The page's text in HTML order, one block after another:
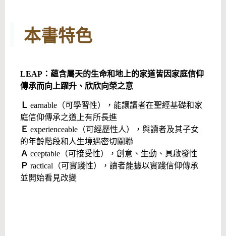
本書特色
LEAP：蘊含屬天的生命和地上的家道皆因家庭信仰
傳承而向上躍升、欣欣向榮之意
Ｌ earnable（可學習性），能讓讀者在聖經基礎和家
庭信仰傳承之道上有所長進
Ｅ experienceable（可經歷性人），與讀者及其子女
的年齡階段和人生境遇密切關聯
Ａ cceptable（可接受性），創意、生動、具啟發性
Ｐ ractical（可實踐性），讀者能據以實踐信仰傳承
並開始看見改變